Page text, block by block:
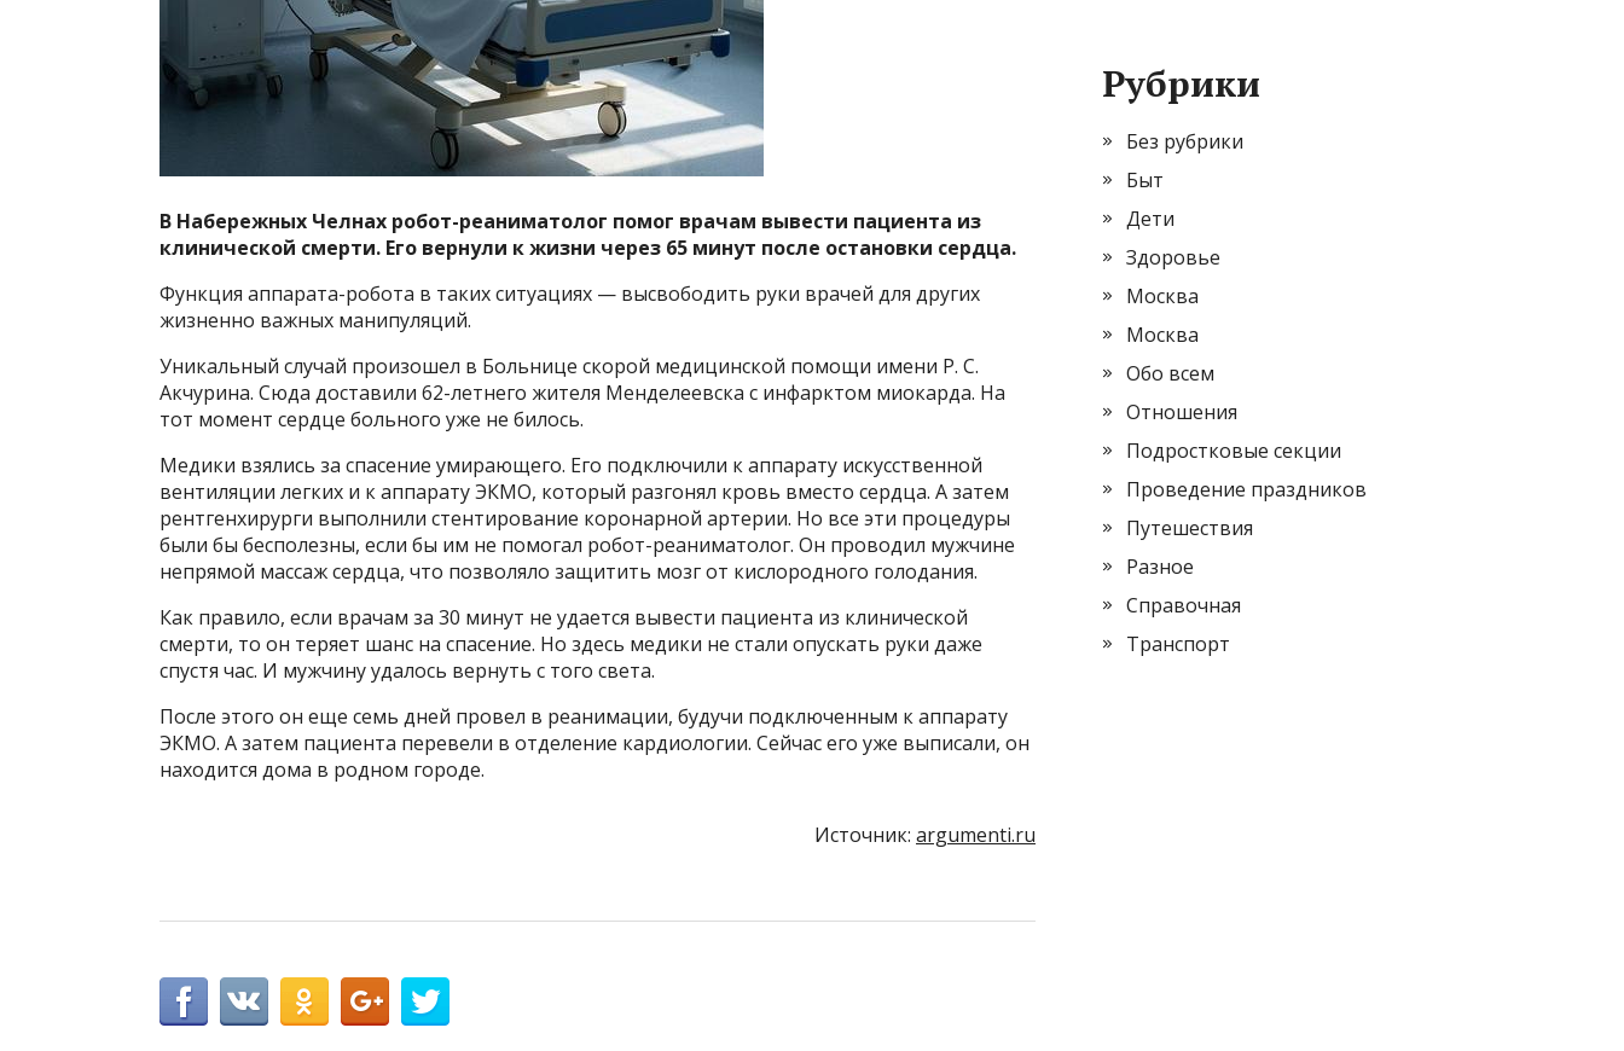
В Набережных Челнах робот-реаниматолог помог врачам вывести пациента из
клинической смерти. Его вернули к жизни через 65 минут после остановки сердца.
Функция аппарата-робота в таких ситуациях — высвободить руки врачей для других
жизненно важных манипуляций.
Уникальный случай произошел в Больнице скорой медицинской помощи имени Р. С.
Акчурина. Сюда доставили 62-летнего жителя Менделеевска с инфарктом миокарда. На
тот момент сердце больного уже не билось.
Медики взялись за спасение умирающего. Его подключили к аппарату искусственной
вентиляции легких и к аппарату ЭКМО, который разгонял кровь вместо сердца. А затем
рентгенхирурги выполнили стентирование коронарной артерии. Но все эти процедуры
были бы бесполезны, если бы им не помогал робот-реаниматолог. Он проводил мужчине
непрямой массаж сердца, что позволяло защитить мозг от кислородного голодания.
Как правило, если врачам за 30 минут не удается вывести пациента из клинической
смерти, то он теряет шанс на спасение. Но здесь медики не стали опускать руки даже
спустя час. И мужчину удалось вернуть с того света.
После этого он еще семь дней провел в реанимации, будучи подключенным к аппарату
ЭКМО. А затем пациента перевели в отделение кардиологии. Сейчас его уже выписали, он
находится дома в родном городе.
Источник: argumenti.ru
Рубрики
Без рубрики
Быт
Дети
Здоровье
Москва
Москва
Обо всем
Отношения
Подростковые секции
Проведение праздников
Путешествия
Разное
Справочная
Транспорт